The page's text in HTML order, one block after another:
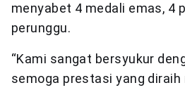
menyabet 4 medali emas, 4
perunggu.
“Kami sangat bersyukur
semoga prestasi yang